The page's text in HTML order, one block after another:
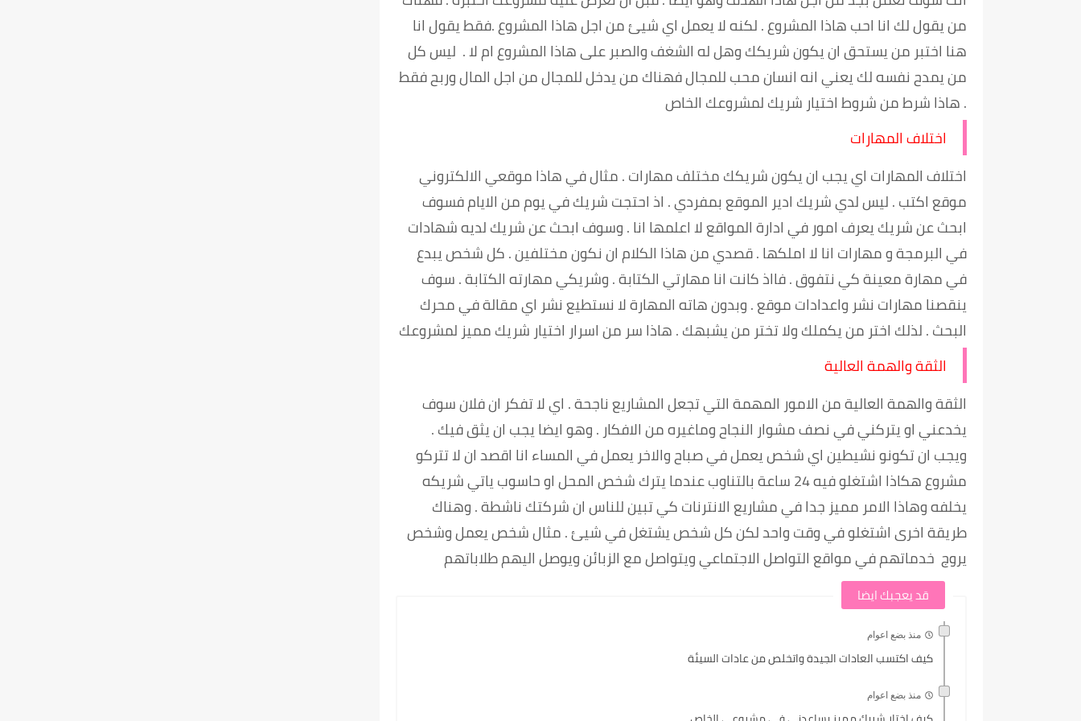
من يقول لك انا احب هاذا المشروع . لكنه لا يعمل اي شيئ من اجل هاذا المشروع .فقط يقول انا
هنا اختبر من يستحق ان يكون شريكك وهل له الشغف والصبر على هاذا المشروع ام لا . ليس كل
من يمدح نفسه لك يعني انه انسان محب للمجال فهناك من يدخل للمجال من اجل المال وربح فقط
. هاذا شرط من شروط اختيار شريك لمشروعك الخاص
اختلاف المهارات
اختلاف المهارات اي يجب ان يكون شريكك مختلف مهارات . مثال في هاذا موقعي الالكتروني
موقع اكتب . ليس لدي شريك ادير الموقع بمفردي . اذ احتجت شريك في يوم من الايام فسوف
ابحث عن شريك يعرف امور في ادارة المواقع لا اعلمها انا . وسوف ابحث عن شريك لديه شهادات
في البرمجة و مهارات انا لا املكها . قصدي من هاذا الكلام ان نكون مختلفين . كل شخص يبدع
في مهارة معينة كي نتفوق . فااذ كانت انا مهارتي الكتابة . وشريكي مهارته الكتابة . سوف
ينقصنا مهارات نشر واعدادات موقع . وبدون هاته المهارة لا نستطيع نشر اي مقالة في محرك
البحث . لذلك اختر من يكملك ولا تختر من يشبهك . هاذا سر من اسرار اختيار شريك مميز لمشروعك
الثقة والهمة العالية
الثقة والهمة العالية من الامور المهمة التي تجعل المشاريع ناجحة . اي لا تفكر ان فلان سوف
يخدعني او يتركني في نصف مشوار النجاح وماغيره من الافكار . وهو ايضا يجب ان يثق فيك .
ويجب ان تكونو نشيطين اي شخص يعمل في صباح والاخر يعمل في المساء انا اقصد ان لا تتركو
مشروع هكاذا اشتغلو فيه 24 ساعة بالتناوب عندما يترك شخص المحل او حاسوب ياتي شريكه
يخلفه وهاذا الامر مميز جدا في مشاريع الانترنات كي تبين للناس ان شركتك ناشطة . وهناك
طريقة اخرى اشتغلو في وقت واحد لكن كل شخص يشتغل في شيئ . مثال شخص يعمل وشخص
يروج خدماتهم في مواقع التواصل الاجتماعي ويتواصل مع الزبائن ويوصل اليهم طلاباتهم
قد يعجبك ايضا
منذ بضع اعوام
كيف اكتسب العادات الجيدة واتخلص من عادات السيئة
منذ بضع اعوام